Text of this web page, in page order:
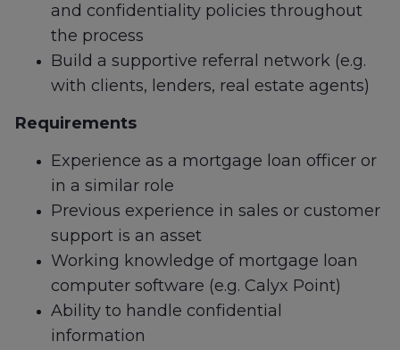
and confidentiality policies throughout
the process
Build a supportive referral network (e.g.
with clients, lenders, real estate agents)
Requirements
Experience as a mortgage loan officer or
in a similar role
Previous experience in sales or customer
support is an asset
Working knowledge of mortgage loan
computer software (e.g. Calyx Point)
Ability to handle confidential
information